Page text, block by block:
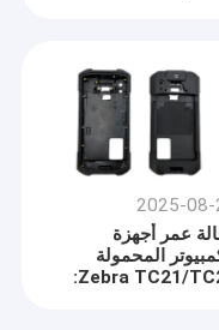
2025-08-
عمر أجهزة
المحمولة
Zebra TC21/TC26: